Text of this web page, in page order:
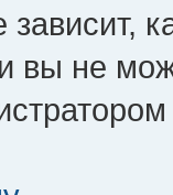
зависит,
вы не